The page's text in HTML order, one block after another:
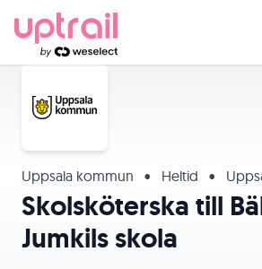
Uppsala kommun • Heltid •
Skolsköterska till
Jumkils skola